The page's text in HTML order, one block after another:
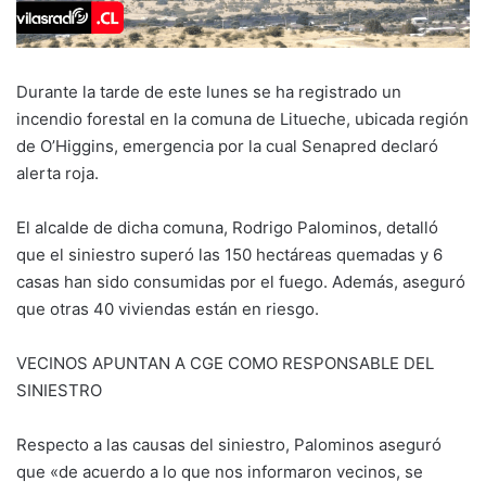
Durante la tarde de este lunes se ha registrado un
incendio forestal en la comuna de Litueche, ubicada región
de O’Higgins, emergencia por la cual Senapred declaró
alerta roja.
El alcalde de dicha comuna, Rodrigo Palominos, detalló
que el siniestro superó las 150 hectáreas quemadas y 6
casas han sido consumidas por el fuego. Además, aseguró
que otras 40 viviendas están en riesgo.
VECINOS APUNTAN A CGE COMO RESPONSABLE DEL
SINIESTRO
Respecto a las causas del siniestro, Palominos aseguró
que «de acuerdo a lo que nos informaron vecinos, se